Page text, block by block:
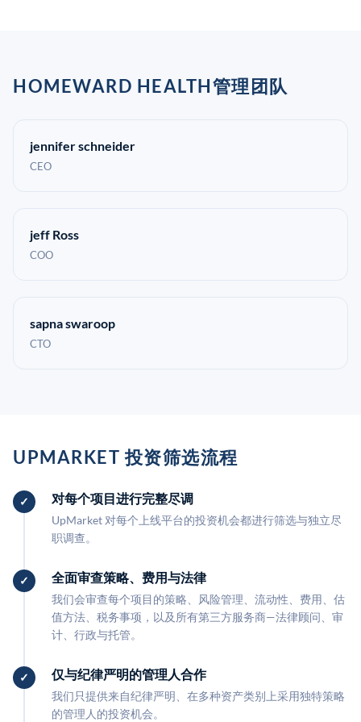
HOMEWARD HEALTH管理团队
jennifer schneider
CEO
jeff Ross
COO
sapna swaroop
CTO
UPMARKET 投资筛选流程
对每个项目进行完整尽调
UpMarket 对每个上线平台的投资机会都进行筛选与独立尽
职调查。
全面审查策略、费用与法律
我们会审查每个项目的策略、风险管理、流动性、费用、估
值方法、税务事项，以及所有第三方服务商—法律顾问、审
计、行政与托管。
仅与纪律严明的管理人合作
我们只提供来自纪律严明、在多种资产类别上采用独特策略
的管理人的投资机会。